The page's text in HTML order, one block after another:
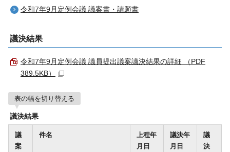
令和7年9月定例会議 議案書・請願書
議決結果
令和7年9月定例会議 議員提出議案議決結果の詳細 （PDF
389.5KB）
表の幅を切り替える
議決結果
議
案
件名
上程年
月日
議決年
月日
議
決